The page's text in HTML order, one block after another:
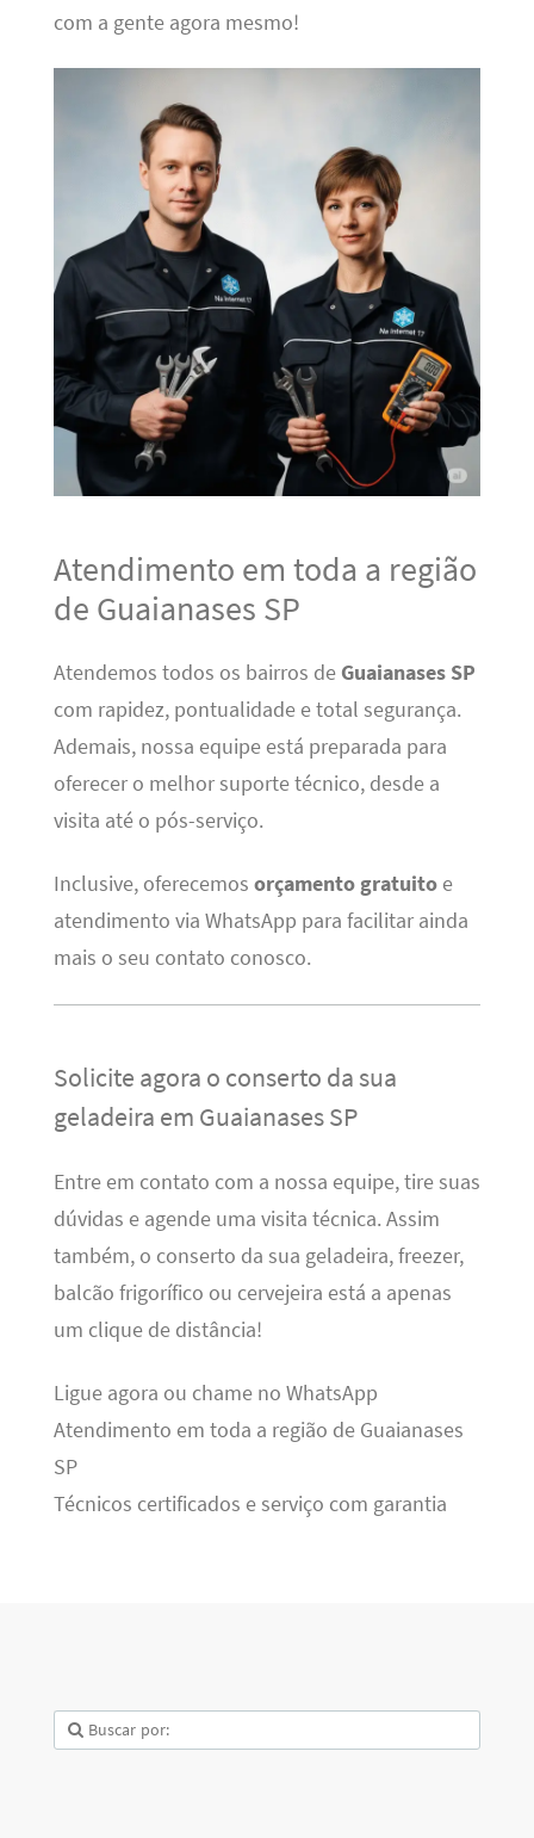
com a gente agora mesmo!
Atendimento em toda a região
de Guaianases SP
Atendemos todos os bairros de Guaianases SP
com rapidez, pontualidade e total segurança.
Ademais, nossa equipe está preparada para
oferecer o melhor suporte técnico, desde a
visita até o pós-serviço.
Inclusive, oferecemos orçamento gratuitoe
atendimento via WhatsApp para facilitar ainda
mais o seu contato conosco.
Solicite agora o conserto da sua
geladeira em Guaianases SP
Entre em contato com a nossa equipe, tire suas
dúvidas e agende uma visita técnica. Assim
também, o conserto da sua geladeira, freezer,
balcão frigorífico ou cervejeira está a apenas
um clique de distância!
Ligue agora ou chame no WhatsApp
Atendimento em toda a região de Guaianases
SP
Técnicos certificados e serviço com garantia